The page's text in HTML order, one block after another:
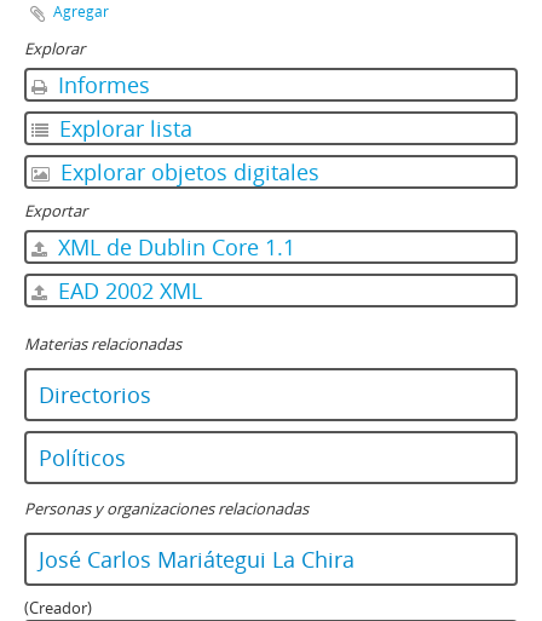
Agregar
Explorar
Informes
Explorar lista
Explorar objetos digitales
Exportar
XML de Dublin Core 1.1
EAD 2002 XML
Materias relacionadas
Directorios
Políticos
Personas y organizaciones relacionadas
José Carlos Mariátegui La Chira
(Creador)